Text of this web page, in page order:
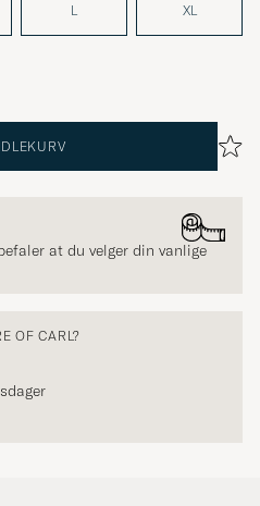
L XL
at du velger din vanlige
OF CARL?